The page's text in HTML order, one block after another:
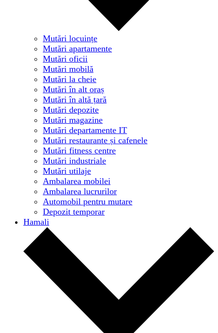
Mutări locuințe
Mutări apartamente
Mutări oficii
Mutări mobilă
Mutări la cheie
Mutări în alt oraș
Mutări în altă țară
Mutări depozite
Mutări magazine
Mutări departamente IT
Mutări restaurante și cafenele
Mutări fitness centre
Mutări industriale
Mutări utilaje
Ambalarea mobilei
Ambalarea lucrurilor
Automobil pentru mutare
Depozit temporar
Hamali